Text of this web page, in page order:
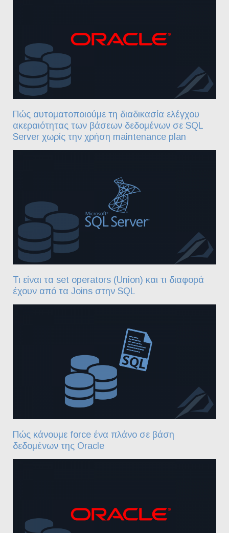
Πώς αυτοματοποιούμε τη διαδικασία ελέγχου
ακεραιότητας των βάσεων δεδομένων σε SQL
Server χωρίς την χρήση maintenance plan
Τι είναι τα set operators (Union) και τι διαφορά
έχουν από τα Joins στην SQL
Πώς κάνουμε force ένα πλάνο σε βάση
δεδομένων της Oracle